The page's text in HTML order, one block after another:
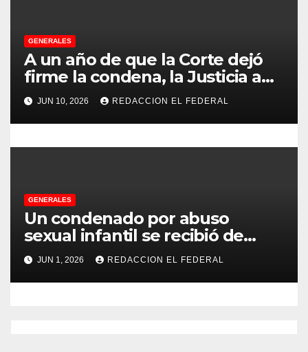
d
a
s
GENERALES
A un año de que la Corte dejó
firme la condena, la Justicia aún
no pudo decomisarle ni un peso
a CFK
JUN 10, 2026 REDACCION EL FEDERAL
GENERALES
Un condenado por abuso
sexual infantil se recibió de
psicopedagogo dentro del
Servicio Penitenciario de La
Rioja
JUN 1, 2026 REDACCION EL FEDERAL